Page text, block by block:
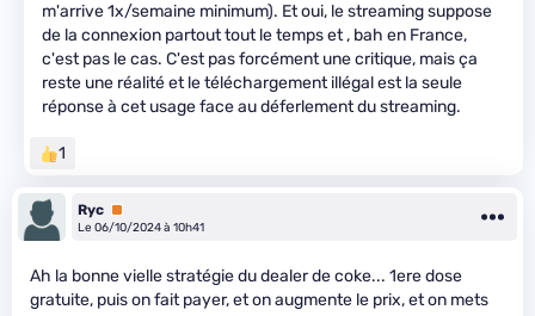
m'arrive 1x/semaine minimum). Et oui, le streaming suppose
de la connexion partout tout le temps et , bah en France,
c'est pas le cas. C'est pas forcément une critique, mais ça
reste une réalité et le téléchargement illégal est la seule
réponse à cet usage face au déferlement du streaming.
1
Ryc Premium
Le 06/10/2024 à 10h41
Ah la bonne vielle stratégie du dealer de coke... 1ere dose
gratuite, puis on fait payer, et on augmente le prix, et on mets